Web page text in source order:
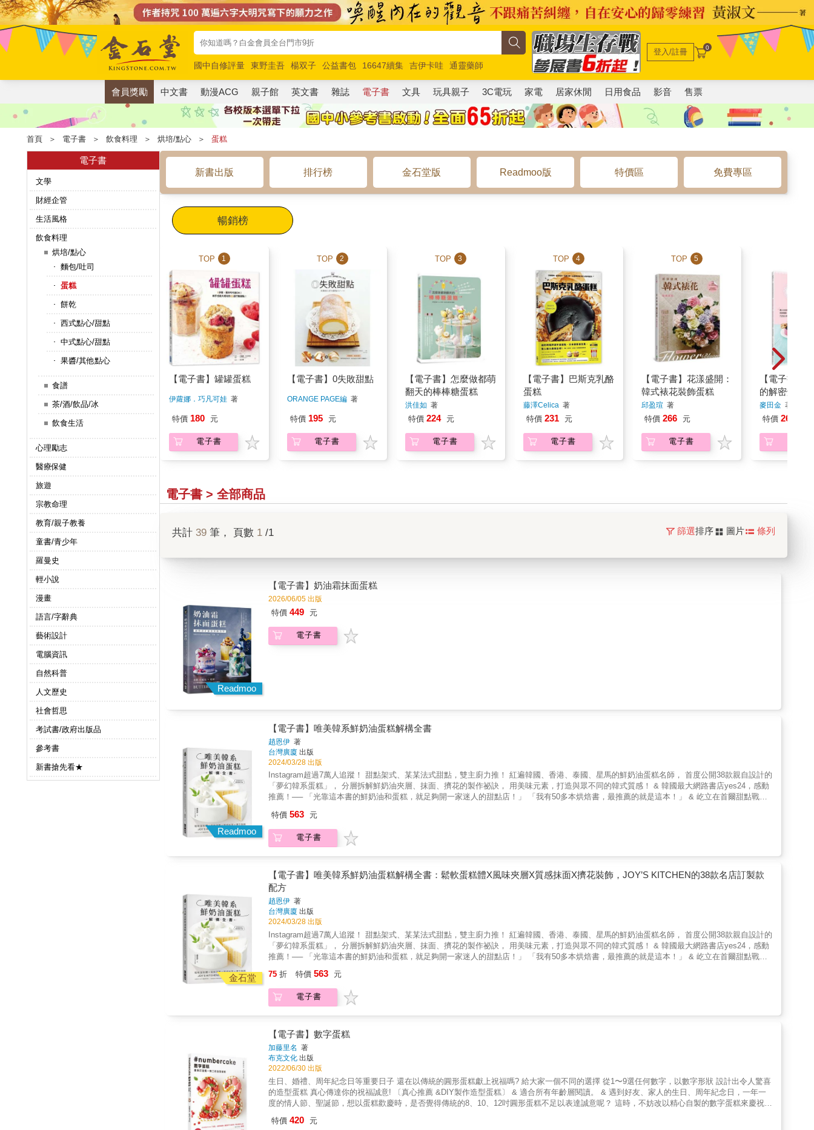
國中自修評量 東野圭吾 楊双子 公益書包 16647續集 吉伊卡哇
通靈藥師
唯紅花綻放
奧德賽 路邊攤新作 馬斯克 玩具總動員5 超慢跑
登入/註冊 0
會員獎勵 中文書 動漫ACG 親子館 英文書 雜誌 電子書 文具 玩具親子 3C電玩 家電 居家休閒 日用食品 影音 售票
首頁 ＞ 電子書 ＞ 飲食料理 ＞ 烘培/點心 ＞ 蛋糕
電子書
文學
財經企管
生活風格
飲食料理
烘培/點心
麵包/吐司
蛋糕
餅乾
西式點心/甜點
中式點心/甜點
果醬/其他點心
食譜
茶/酒/飲品/冰
飲食生活
心理勵志
醫療保健
旅遊
宗教命理
教育/親子教養
童書/青少年
羅曼史
輕小說
漫畫
語言/字辭典
藝術設計
電腦資訊
自然科普
人文歷史
社會哲思
考試書/政府出版品
參考書
新書搶先看★
新書出版 排行榜 金石堂版 Readmoo版 特價區 免費專區
暢銷榜
TOP 1
【電子書】罐罐蛋糕
伊蘿娜．巧凡可娃著
特價 180 元
電子書
TOP 2
【電子書】0失敗甜點
ORANGE PAGE編著
特價 195 元
電子書
TOP 3
【電子書】怎麼做都萌
翻天的棒棒糖蛋糕
洪佳如 著
特價 224 元
電子書
TOP 4
【電子書】巴斯克乳酪
蛋糕
藤澤Celica著
特價 231 元
電子書
TOP 5
【電子書】花漾盛開：
韓式裱花裝飾蛋糕
邱盈瑄 著
特價 266 元
電子書
【電子書】
的解密烘焙
零失敗！88
裝飾午茶餅
麥田金著
特價 266
電子書 > 全部商品
共計 39 筆， 頁數 1 /1 篩選排序 圖片 條列
Readmoo
【電子書】奶油霜抹面蛋糕
2026/06/05 出版
特價 449 元
電子書
Readmoo
【電子書】唯美韓系鮮奶油蛋糕解構全書
趙恩伊 著
台灣廣廈 出版
2024/03/28 出版
Instagram超過7萬人追蹤！ 甜點架式、某某法式甜點，雙主廚力推！ 紅遍韓國、香港、泰國、星馬的鮮奶油蛋糕名師， 首度公開38款親自設計的
「夢幻韓系蛋糕」， 分層拆解鮮奶油夾層、抹面、擠花的製作祕訣， 用美味元素，打造與眾不同的韓式質感！ & 韓國最大網路書店yes24，感動
推薦！── 「光靠這本書的鮮奶油和蛋糕，就足夠開一家迷人的甜點店！」 「我有50多本烘焙書，最推薦的就是這本！」 & 屹立在首爾甜點戰區
年來，無論教學或販售，始終是甜點人心中的夢幻逸品！& 獨具特色的風格與製作技巧，更讓她成為亞洲各國爭相邀課的指標性老師。 & 而現
在，JOY&rsquo;S KITCHEN將招牌的訂製款配方，不藏私集結成書， 完整公開38堂從蛋糕製作、風味搭配到裝飾設計的「鮮奶油蛋糕系列課
程」！ 全面圖解開心果柳橙蛋糕、番茄牛奶蛋糕、桑格利亞調酒蛋糕等人氣獨創甜點， 從零細說如何讓「蛋糕更蓬鬆」「鮮奶油更清爽」的好吃
美感獨幟一格，擅長以簡單的鮮奶油勾勒浪漫質感，餐飲出身的她，更懂得善用食材風味堆疊，無論是大眾化的巧克力、草莓、牛奶，或是特殊的
小黃瓜、南瓜、藍紋起司，都能組合出驚艷美味！ & 特色2. 分層拆解獨家配方！從基礎到進階，自由應用的美味方程式 不只是配方，更是蛋糕設
計學！全書將38款恩伊老師創立「JOY&rsquo;S KITCHEN」以來，最受學生、顧客喜愛的配方，逐一解構成蛋糕體、夾層、抹面、裝飾說明，可
以照做，也可以自由組合出專屬訂製款，做出外面買不到的西瓜提拉米蘇杯子蛋糕、香草蘋果翻轉蛋糕、馬斯卡彭純白蛋糕！ & 特色3. 入口即化
的蛋糕體！基本的工具材料，也能有截然不同口感 因為簡單，更需要講究！書中收錄五種「JOY&rsquo;S KITCHEN」的招牌蛋糕體製法，不需
要特殊模具，只用基本的糖、蛋、麵粉和風味食材，卻能透過改變打發程度、順序，做出全蛋法、分蛋法、舒芙蕾法三種口感的海綿蛋糕，以及柔
軟的戚風和手指餅乾，讓每一口都是超乎期待的美味。 & 特色4. 獨特的鮮奶油技法！從夾層、抹面到擠花裝飾的多層次變化 香濃不膩的特製夾
層，素雅清新的抹面，少許擠花裝飾點綴&hellip;&hellip;同樣是鮮奶油，也可以擁有多層次的風味與口感！恩伊老師將在本書中徹底傳授鮮奶油
「好吃又好看」的祕訣，教你如何調整打發軟硬度，結合乳酪、水果、咖啡等風味材料，做出「從沒想過可以這麼好吃」的美味鮮奶油！ & 特色
5. 最清楚的細節掌握！重點式影片示範＋全步驟完整圖解教學 書中從烤蛋糕、打發鮮奶油、製作餡料、組裝、裝飾，所有動作都有詳細的圖文說
夠完美做出夢幻鮮奶油蛋糕，是每一位想成為蛋糕職人的夢想！讓這本寶典從最經典的鮮奶油草莓蛋糕開始教起，到創新的口味組合，各種創意無
限的可能都讓您一次學齊！」──甜點架式主廚 / Jasmine & 「蛋糕體＋鮮奶油」可說是「甜點」的基調。 由韓國首爾的「JOY&rsquo;S
KITCHEN」不藏私分享，如何從基礎烘焙材料，裝飾成唯美韓系鮮奶油蛋糕。烘焙愛好者們，不可錯過！──Quelques Patisseries 某某法式甜點
特價 563 元
電子書
金石堂
【電子書】唯美韓系鮮奶油蛋糕解構全書：鬆軟蛋糕體X風味夾層X質感抹面X擠花裝飾，JOY’S KITCHEN的38款名店訂製款
配方
趙恩伊 著
台灣廣廈 出版
2024/03/28 出版
Instagram超過7萬人追蹤！ 甜點架式、某某法式甜點，雙主廚力推！ 紅遍韓國、香港、泰國、星馬的鮮奶油蛋糕名師， 首度公開38款親自設計的
「夢幻韓系蛋糕」， 分層拆解鮮奶油夾層、抹面、擠花的製作祕訣， 用美味元素，打造與眾不同的韓式質感！ & 韓國最大網路書店yes24，感動
推薦！── 「光靠這本書的鮮奶油和蛋糕，就足夠開一家迷人的甜點店！」 「我有50多本烘焙書，最推薦的就是這本！」 & 屹立在首爾甜點戰區
年來，無論教學或販售，始終是甜點人心中的夢幻逸品！& 獨具特色的風格與製作技巧，更讓她成為亞洲各國爭相邀課的指標性老師。 & 而現
在，JOY&rsquo;S KITCHEN將招牌的訂製款配方，不藏私集結成書， 完整公開38堂從蛋糕製作、風味搭配到裝飾設計的「鮮奶油蛋糕系列課
程」！ 全面圖解開心果柳橙蛋糕、番茄牛奶蛋糕、桑格利亞調酒蛋糕等人氣獨創甜點， 從零細說如何讓「蛋糕更蓬鬆」「鮮奶油更清爽」的好吃
美感獨幟一格，擅長以簡單的鮮奶油勾勒浪漫質感，餐飲出身的她，更懂得善用食材風味堆疊，無論是大眾化的巧克力、草莓、牛奶，或是特殊的
小黃瓜、南瓜、藍紋起司，都能組合出驚艷美味！ & 特色2. 分層拆解獨家配方！從基礎到進階，自由應用的美味方程式 不只是配方，更是蛋糕設
計學！全書將38款恩伊老師創立「JOY&rsquo;S KITCHEN」以來，最受學生、顧客喜愛的配方，逐一解構成蛋糕體、夾層、抹面、裝飾說明，可
以照做，也可以自由組合出專屬訂製款，做出外面買不到的西瓜提拉米蘇杯子蛋糕、香草蘋果翻轉蛋糕、馬斯卡彭純白蛋糕！ & 特色3. 入口即化
的蛋糕體！基本的工具材料，也能有截然不同口感 因為簡單，更需要講究！書中收錄五種「JOY&rsquo;S KITCHEN」的招牌蛋糕體製法，不需
要特殊模具，只用基本的糖、蛋、麵粉和風味食材，卻能透過改變打發程度、順序，做出全蛋法、分蛋法、舒芙蕾法三種口感的海綿蛋糕，以及柔
軟的戚風和手指餅乾，讓每一口都是超乎期待的美味。 & 特色4. 獨特的鮮奶油技法！從夾層、抹面到擠花裝飾的多層次變化 香濃不膩的特製夾
層，素雅清新的抹面，少許擠花裝飾點綴&hellip;&hellip;同樣是鮮奶油，也可以擁有多層次的風味與口感！恩伊老師將在本書中徹底傳授鮮奶油
「好吃又好看」的祕訣，教你如何調整打發軟硬度，結合乳酪、水果、咖啡等風味材料，做出「從沒想過可以這麼好吃」的美味鮮奶油！ & 特色
75 折 特價 563 元
電子書
【電子書】數字蛋糕
加藤里名 著
布克文化 出版
2022/06/30 出版
生日、婚禮、周年紀念日等重要日子 還在以傳統的圓形蛋糕獻上祝福嗎? 給大家一個不同的選擇 從1〜9選任何數字，以數字形狀 設計出令人驚喜
的造型蛋糕 真心傳達你的祝福誠意! 〔真心推薦 &DIY製作造型蛋糕〕 & 適合所有年齡層閱讀。 & 遇到好友、家人的生日、周年紀念日，一年一
度的情人節、聖誕節，想以蛋糕歡慶時，是否覺得傳統的8、10、12吋圓形蛋糕不足以表達誠意呢？ 這時，不妨改以精心自製的數字蛋糕來慶祝!
食譜，應有盡有，最特別的是設計成數字形狀，創意十足。你可以針對對方的年齡、品味或節日的數字來設計專屬的蛋糕，獻上滿滿的祝福誠意。
特價 420 元